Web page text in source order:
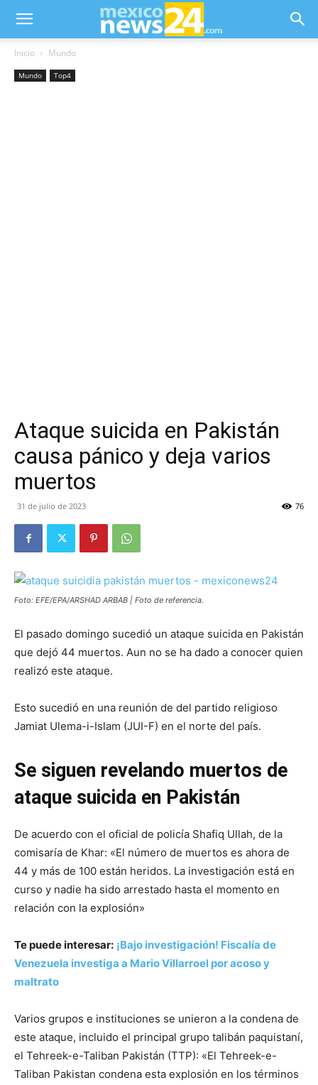
Inicio Mundo
Mundo Top4
Ataque suicida en Pakistán
causa pánico y deja varios
muertos
31 de julio de 2023 76
Foto: EFE/EPA/ARSHAD ARBAB | Foto de referencia.
El pasado domingo sucedió un ataque suicida en Pakistán
que dejó 44 muertos. Aun no se ha dado a conocer quien
realizó este ataque.
Esto sucedió en una reunión de del partido religioso
Jamiat Ulema-i-Islam (JUI-F) en el norte del país.
Se siguen revelando muertos de
ataque suicida en Pakistán
De acuerdo con el oficial de policía Shafiq Ullah, de la
comisaría de Khar: «El número de muertos es ahora de
44 y más de 100 están heridos. La investigación está en
curso y nadie ha sido arrestado hasta el momento en
relación con la explosión»
Te puede interesar: ¡Bajo investigación! Fiscalía de
Venezuela investiga a Mario Villarroel por acoso y
maltrato
Varios grupos e instituciones se unieron a la condena de
este ataque, incluido el principal grupo talibán paquistaní,
el Tehreek-e-Taliban Pakistán (TTP): «El Tehreek-e-
Taliban Pakistan condena esta explosión en los términos